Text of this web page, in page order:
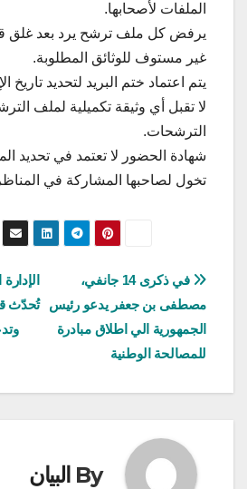
الملفات لأصحابها.
يرفض كل ملف ترشح يرد بعد غلق
غير مستوف للوثائق المطلوبة.
يتم اعتماد ختم البريد لتحديد تاريخ
لا تقبل أي وثيقة تكميلية لملف
الترشحات.
شهادة الحضور لا تعتمد في تحديد
تخول لصاحبها المشاركة في
تصفّح
المقالات
تُحدّث
في ذكرى 14 جانفي،
مصطفى بن جعفر يدعو رئيس
الجمهورية الي اطلاق مبادرة
للمصالحة الوطنية
By البيان